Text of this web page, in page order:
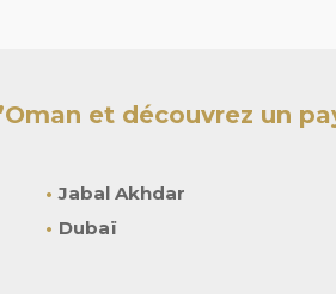
et découvrez un
Jabal Akhdar
Dubaï